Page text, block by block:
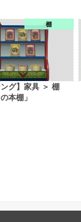
棚
ング】家具 ＞ 棚
本棚」